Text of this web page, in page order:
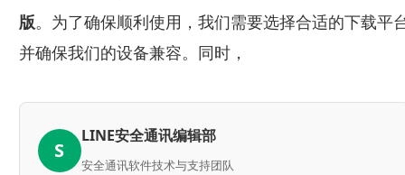
版。为了确保顺利使用，我们需要选择合适的下载平
并确保我们的设备兼容。同时，
S
LINE安全通讯编辑部
安全通讯软件技术与支持团队